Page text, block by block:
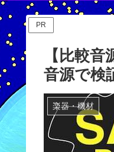
PR
【比較
音源で検
楽器・機材